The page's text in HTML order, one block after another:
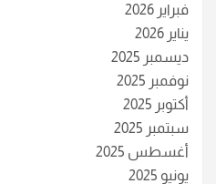
فبراير 2026
يناير 2026
ديسمبر 2025
نوفمبر 2025
أكتوبر 2025
سبتمبر 2025
أغسطس 2025
يونيو 2025